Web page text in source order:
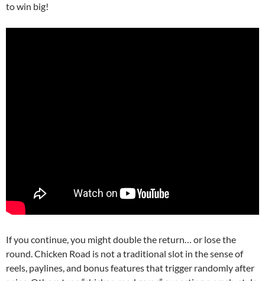
to win big!
If you continue, you might double the return… or lose the
round. Chicken Road is not a traditional slot in the sense of
reels, paylines, and bonus features that trigger randomly after